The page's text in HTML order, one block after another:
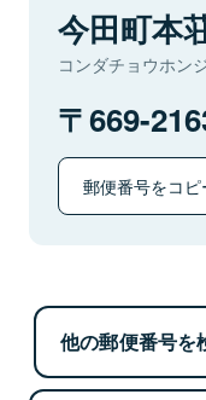
今田町本
コンダチョウホン
669-
郵便番号をコピ
他の郵便番号を